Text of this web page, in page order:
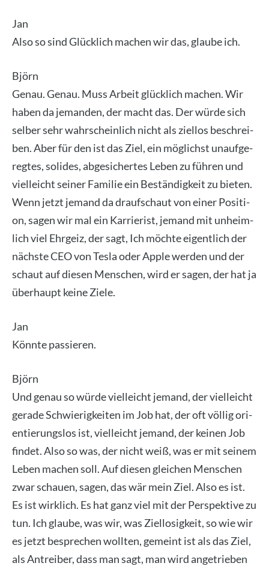
Jan
Also so sind Glück­lich machen wir das, glau­be ich.
Björn
Genau. Genau. Muss Arbeit glück­lich machen. Wir
haben da jeman­den, der macht das. Der wür­de sich
sel­ber sehr wahr­schein­lich nicht als ziel­los beschrei­
ben. Aber für den ist das Ziel, ein mög­lichst unauf­ge­
reg­tes, soli­des, abge­si­cher­tes Leben zu füh­ren und
viel­leicht sei­ner Fami­lie ein Bestän­dig­keit zu bie­ten.
Wenn jetzt jemand da drauf­schaut von einer Posi­ti­
on, sagen wir mal ein Kar­rie­rist, jemand mit unheim­
lich viel Ehr­geiz, der sagt, Ich möch­te eigent­lich der
nächs­te CEO von Tes­la oder Apple wer­den und der
schaut auf die­sen Men­schen, wird er sagen, der hat ja
über­haupt kei­ne Zie­le.
Jan
Könn­te pas­sie­ren.
Björn
Und genau so wür­de viel­leicht jemand, der viel­leicht
gera­de Schwie­rig­kei­ten im Job hat, der oft völ­lig ori­
en­tie­rungs­los ist, viel­leicht jemand, der kei­nen Job
fin­det. Also so was, der nicht weiß, was er mit sei­nem
Leben machen soll. Auf die­sen glei­chen Men­schen
zwar schau­en, sagen, das wär mein Ziel. Also es ist.
Es ist wirk­lich. Es hat ganz viel mit der Per­spek­ti­ve zu
tun. Ich glau­be, was wir, was Ziel­lo­sig­keit, so wie wir
es jetzt bespre­chen woll­ten, gemeint ist als das Ziel,
als Antrei­ber, dass man sagt, man wird ange­trie­ben